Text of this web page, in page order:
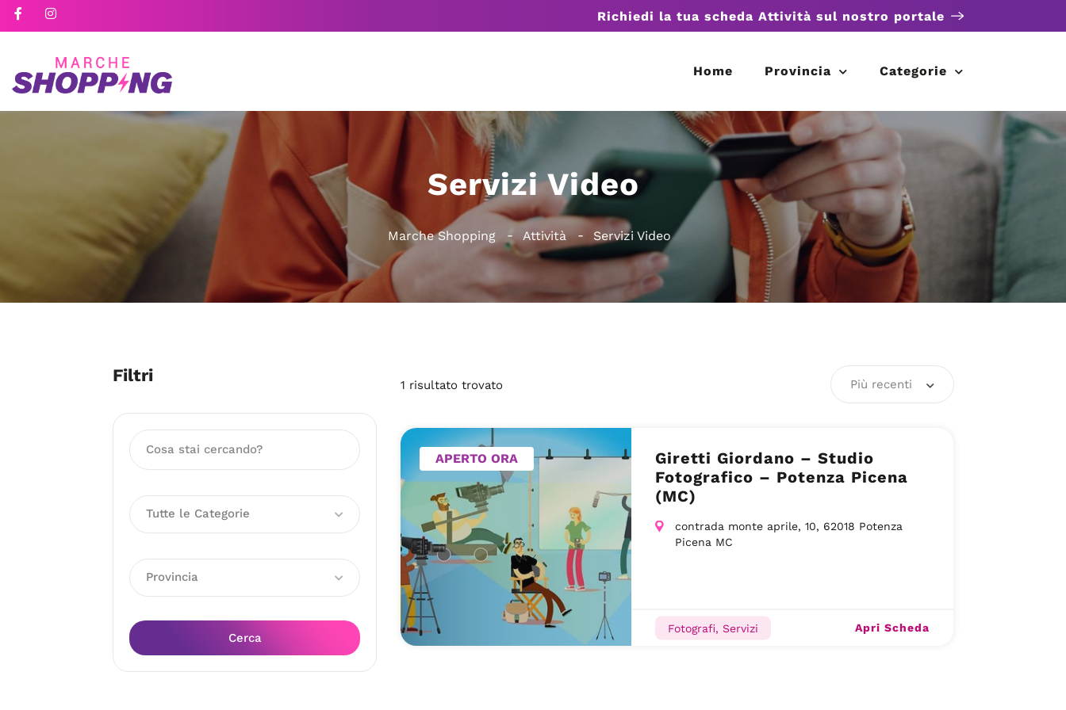
Richiedi la tua scheda Attività sul nostro portale
Home Provincia Categorie
Servizi Video
Marche Shopping Attività Servizi Video
Filtri
Tutte le Categorie
Provincia
Cerca
1 risultato trovato Più recenti
APERTO ORA
Giretti Giordano – Studio
Fotografico – Potenza Picena
(MC)
contrada monte aprile, 10, 62018 Potenza
Picena MC
Fotografi, Servizi Apri Scheda